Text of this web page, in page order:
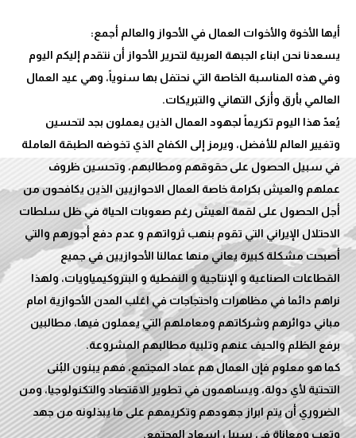
يسعدنا نحن ابناء الجبهة العربية لتحرير الأحواز أن نتقدم إليكم اليوم
وفي هذه المناسبة الخاصة التي نحتفل بها سنوياً، وهي عيد العمال
يُعدّ هذا اليوم تكريماً لجهود العمال الذين يعملون بجد لتحسين
وتغيير العالم للأفضل، ويرمز إلى الكفاح الذي تخوضه الطبقة العاملة
في سبيل الحصول على حقوقهم ومطالبهم، وتحسين ظروف
عملهم والعيش بكرامة خاصة العمال الاحوازيين الذين يكافحون من
أجل الحصول على لقمة العيش رغم صعوبات الحياة في ظل سلطات
الاحتلال الإيراني التي تقوم بنهب ثرواتهم و عدم دفع أجورهم والتي
أصبحت مشكلة كبيرة يعاني منها عمالنا الأحوازيين في جميع
القطاعات الصناعية و الإنتاجية و النفطية و البتروكيمياويات، ولهذا
نراهم دائما في مظاهرات واحتجاجات في اغلب المدن الأحوازية امام
مباني دوائرهم وشركاتهم ومعاملهم التي يعملون فيها، مطالبين
كما هو معلوم فإن العمال هم عماد المجتمع، فهم يبنون البُنى
التحتية لأي دولة، ويساهمون في تطوير الاقتصاد والتكنولوجيا، ومن
الضروري أن يتم ابراز جهودهم وتكريمهم على ما يبذلونه من جهد